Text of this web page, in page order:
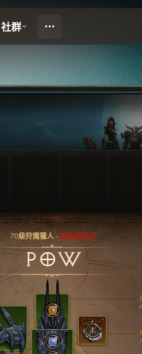
70級狩魔獵人 - 專家級模式
POW